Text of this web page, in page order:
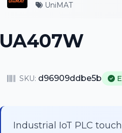
UniMAT
UA407W
SKU: d96909ddbe5b
Industrial IoT PLC